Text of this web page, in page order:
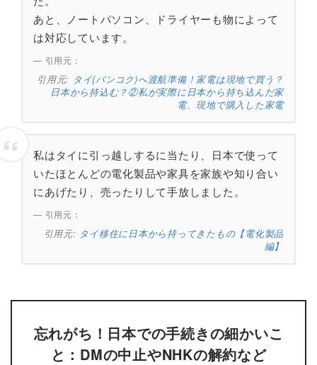
あと、ノートパソコン、ドライヤーも物によって
は対応しています。
引用元：
タイ(バンコク)へ渡航準備！家電は現地で買う？
日本から持込む？②私が実際に日本から持ち込んだ家
電、現地で購入した家電
私はタイに引っ越しするに当たり、日本で使って
いたほとんどの電化製品や家具を家族や知り合い
にあげたり、売ったりして手放しました。
引用元：
タイ移住に日本から持ってきたもの【電化製品
編】
忘れがち！日本での手続きの細かいこ
と：DMの中止やNHKの解約など